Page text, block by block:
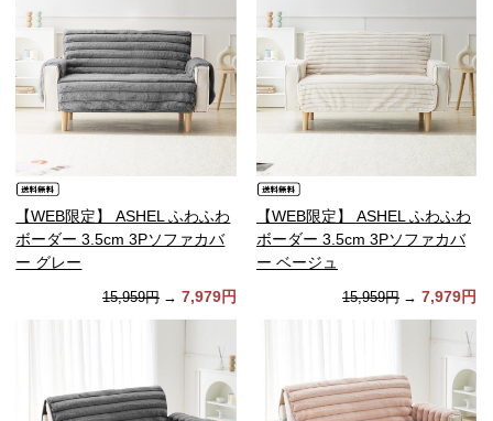
【WEB限定】 ASHEL ふわふわ
ボーダー 3.5cm 3Pソファカバ
ー グレー
15,959円 → 7,979円
【WEB限定】 ASHEL ふわふわ
ボーダー 3.5cm 3Pソファカバ
ー ベージュ
15,959円 → 7,979円